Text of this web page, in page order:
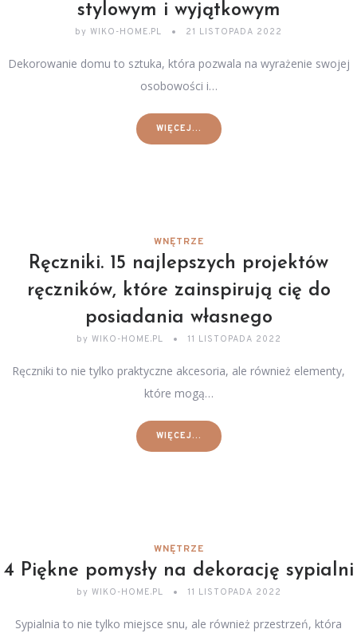
stylowym i wyjątkowym
by WIKO-HOME.PL 21 LISTOPADA 2022
Dekorowanie domu to sztuka, która pozwala na wyrażenie swojej
osobowości i…
WIĘCEJ...
WNĘTRZE
Ręczniki. 15 najlepszych projektów
ręczników, które zainspirują cię do
posiadania własnego
by WIKO-HOME.PL 11 LISTOPADA 2022
Ręczniki to nie tylko praktyczne akcesoria, ale również elementy,
które mogą…
WIĘCEJ...
WNĘTRZE
4 Piękne pomysły na dekorację sypialni
by WIKO-HOME.PL 11 LISTOPADA 2022
Sypialnia to nie tylko miejsce snu, ale również przestrzeń, która